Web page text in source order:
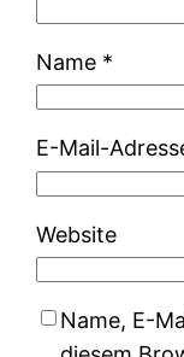
Name *
E-Mail-
Website
Name, E-